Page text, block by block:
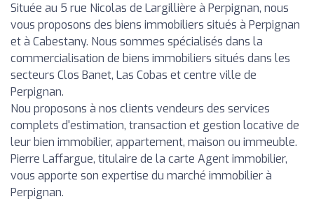
Située au 5 rue Nicolas de Largillière à Perpignan, nous
vous proposons des biens immobiliers situés à Perpignan
et à Cabestany. Nous sommes spécialisés dans la
commercialisation de biens immobiliers situés dans les
secteurs Clos Banet, Las Cobas et centre ville de
Perpignan.
Nou proposons à nos clients vendeurs des services
complets d'estimation, transaction et gestion locative de
leur bien immobilier, appartement, maison ou immeuble.
Pierre Laffargue, titulaire de la carte Agent immobilier,
vous apporte son expertise du marché immobilier à
Perpignan.